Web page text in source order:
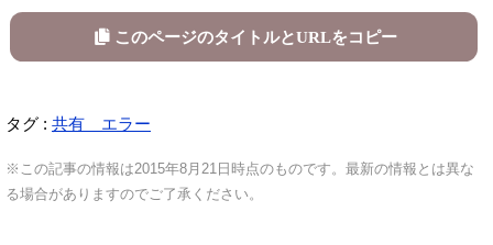
このページのタイトルとURLをコピー
タグ : 共有 エラー
※この記事の情報は2015年8月21日時点のものです。最新の情報とは異な
る場合がありますのでご了承ください。